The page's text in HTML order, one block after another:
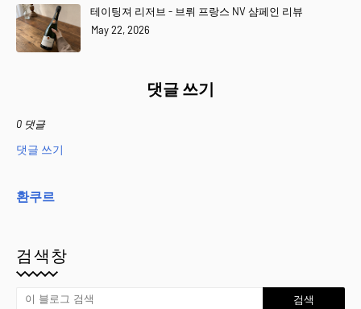
테이팅져 리저브 - 브뤼 프랑스 NV 샴페인 리뷰
May 22, 2026
댓글 쓰기
0 댓글
댓글 쓰기
환쿠르
검색창